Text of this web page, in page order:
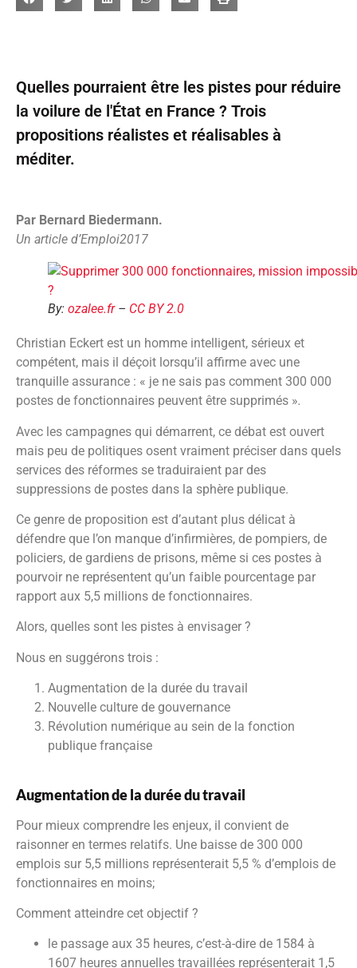
Quelles pourraient être les pistes pour réduire
la voilure de l'État en France ? Trois
propositions réalistes et réalisables à
méditer.
Par Bernard Biedermann.
Un article d’Emploi2017
By: ozalee.fr– CC BY 2.0
Christian Eckert est un homme intelligent, sérieux et
compétent, mais il déçoit lorsqu’il affirme avec une
tranquille assurance : « je ne sais pas comment 300 000
postes de fonctionnaires peuvent être supprimés ».
Avec les campagnes qui démarrent, ce débat est ouvert
mais peu de politiques osent vraiment préciser dans quels
services des réformes se traduiraient par des
suppressions de postes dans la sphère publique.
Ce genre de proposition est d’autant plus délicat à
défendre que l’on manque d’infirmières, de pompiers, de
policiers, de gardiens de prisons, même si ces postes à
pourvoir ne représentent qu’un faible pourcentage par
rapport aux 5,5 millions de fonctionnaires.
Alors, quelles sont les pistes à envisager ?
Nous en suggérons trois :
Augmentation de la durée du travail
Nouvelle culture de gouvernance
Révolution numérique au sein de la fonction
publique française
Augmentation de la durée du travail
Pour mieux comprendre les enjeux, il convient de
raisonner en termes relatifs. Une baisse de 300 000
emplois sur 5,5 millions représenterait 5,5 % d’emplois de
fonctionnaires en moins;
Comment atteindre cet objectif ?
le passage aux 35 heures, c’est-à-dire de 1584 à
1607 heures annuelles travaillées représenterait 1,5